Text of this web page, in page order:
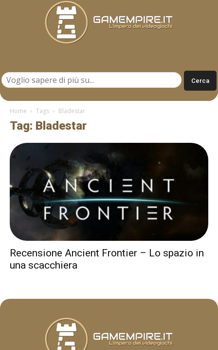
Home Tags Bladestar
Tag: Bladestar
Recensione Ancient Frontier – Lo spazio in
una scacchiera